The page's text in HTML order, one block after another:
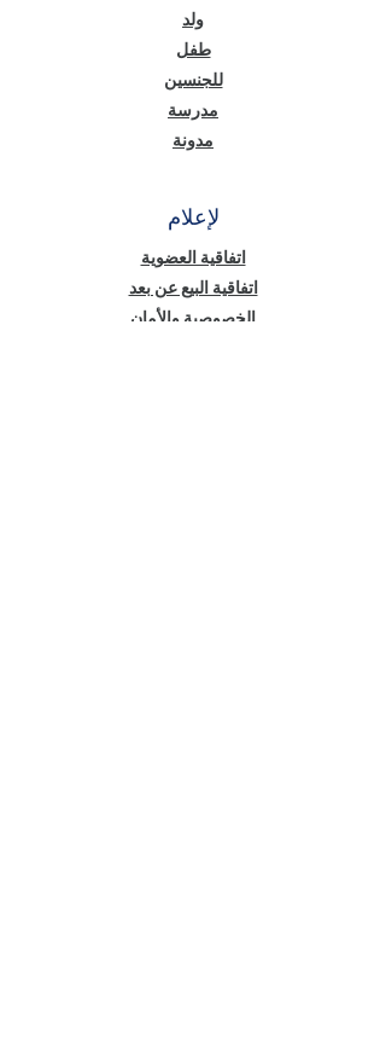
ولد
طفل
للجنسين
مدرسة
مدونة
لإعلام
اتفاقية العضوية
اتفاقية البيع عن بعد
الخصوصية والأمان